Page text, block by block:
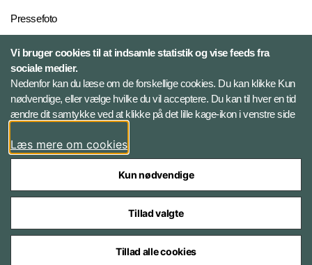
Pressefoto
Risiko- og trusselsvurderinger
Ekstern whistleblowerordning
for FE
Linkedin
Vi bruger cookies til at indsamle statistik og vise feeds fra
sociale medier.
Nedenfor kan du læse om de forskellige cookies. Du kan klikke Kun
nødvendige, eller vælge hvilke du vil acceptere. Du kan til hver en tid
ændre dit samtykke ved at klikke på det lille kage-ikon i venstre side
Læs mere om cookies
Kun nødvendige
Tillad valgte
Tillad alle cookies